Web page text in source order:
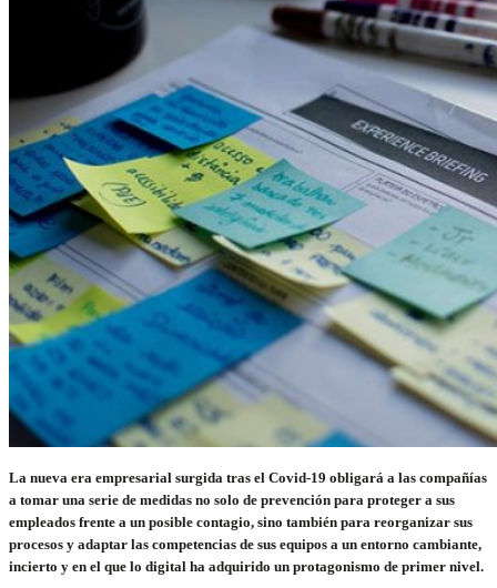
La nueva era empresarial surgida tras el Covid-19 obligará a las compañías
a tomar una serie de medidas no solo de prevención para proteger a sus
empleados frente a un posible contagio, sino también para reorganizar sus
procesos y adaptar las competencias de sus equipos a un entorno cambiante,
incierto y en el que lo digital ha adquirido un protagonismo de primer nivel.